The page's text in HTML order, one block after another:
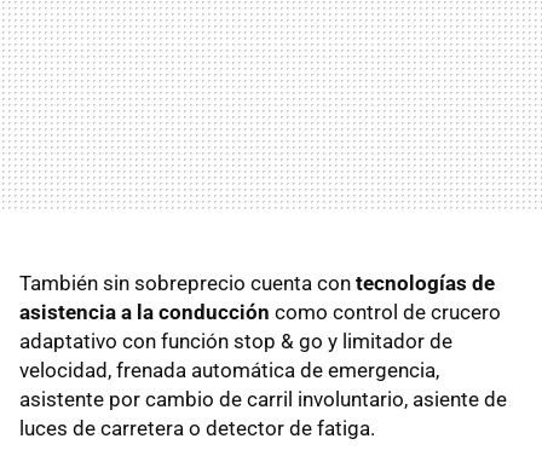
También sin sobreprecio cuenta con tecnologías de
asistencia a la conducción como control de crucero
adaptativo con función stop & go y limitador de
velocidad, frenada automática de emergencia,
asistente por cambio de carril involuntario, asiente de
luces de carretera o detector de fatiga.